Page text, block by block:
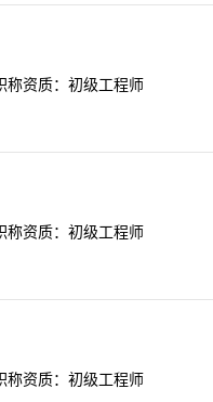
称资质：初级工程师
称资质：初级工程师
称资质：初级工程师